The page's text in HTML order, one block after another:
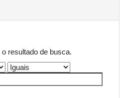
resultado de busca.